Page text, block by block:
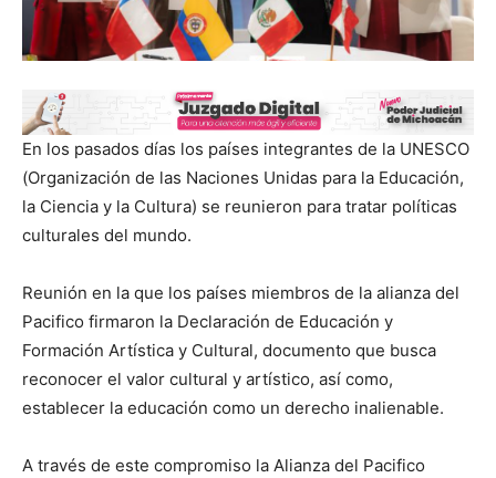
En los pasados días los países integrantes de la UNESCO
(Organización de las Naciones Unidas para la Educación,
la Ciencia y la Cultura) se reunieron para tratar políticas
culturales del mundo.
Reunión en la que los países miembros de la alianza del
Pacifico firmaron la Declaración de Educación y
Formación Artística y Cultural, documento que busca
reconocer el valor cultural y artístico, así como,
establecer la educación como un derecho inalienable.
A través de este compromiso la Alianza del Pacifico